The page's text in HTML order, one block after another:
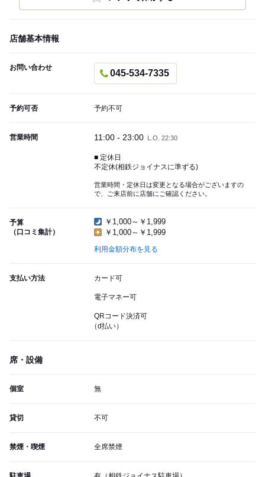
店舗基本情報
お問い合わせ
045-534-7335
予約可否 予約不可
営業時間 11:00 - 23:00 L.O. 22:30
■ 定休日
不定休(相鉄ジョイナスに準ずる)
営業時間・定休日は変更となる場合がございますの
で、ご来店前に店舗にご確認ください。
予算
（口コミ集計）
￥1,000～￥1,999
￥1,000～￥1,999
利用金額分布を見る
支払い方法 カード可
電子マネー可
QRコード決済可
（d払い）
席・設備
個室 無
貸切 不可
禁煙・喫煙 全席禁煙